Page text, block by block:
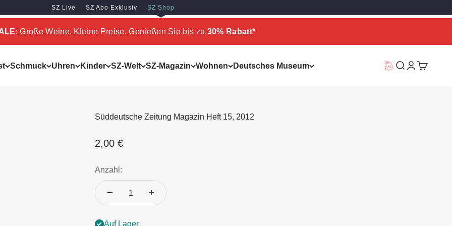
SZ Live SZ Abo Exklusiv SZ Shop
: Große Weine. Kleine Preise. Genießen Sie bis zu 30% Rabatt*
Schmuck Uhren Kinder SZ-Welt SZ-Magazin Wohnen Deutsches Museum Vorteilswelt
Suche
Süddeutsche Zeitung Magazin Heft 15, 2012
Angebot
2,00 €
Anzahl:
Auf Lager